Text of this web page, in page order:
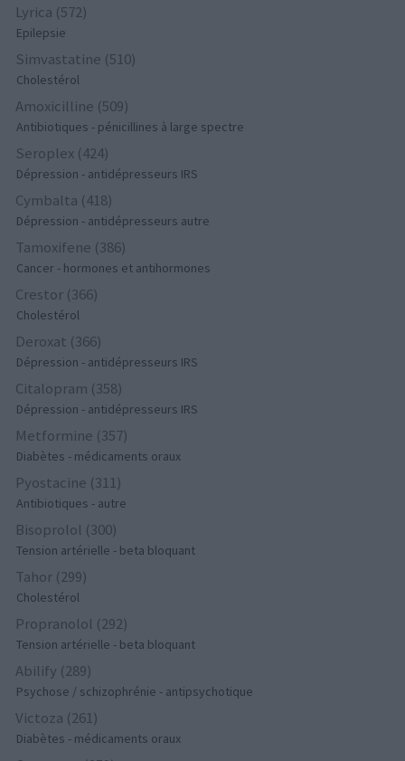
Lyrica (572)
Epilepsie
Simvastatine (510)
Cholestérol
Amoxicilline (509)
Antibiotiques - pénicillines à large spectre
Seroplex (424)
Dépression - antidépresseurs IRS
Cymbalta (418)
Dépression - antidépresseurs autre
Tamoxifene (386)
Cancer - hormones et antihormones
Crestor (366)
Cholestérol
Deroxat (366)
Dépression - antidépresseurs IRS
Citalopram (358)
Dépression - antidépresseurs IRS
Metformine (357)
Diabètes - médicaments oraux
Pyostacine (311)
Antibiotiques - autre
Bisoprolol (300)
Tension artérielle - beta bloquant
Tahor (299)
Cholestérol
Propranolol (292)
Tension artérielle - beta bloquant
Abilify (289)
Psychose / schizophrénie - antipsychotique
Victoza (261)
Diabètes - médicaments oraux